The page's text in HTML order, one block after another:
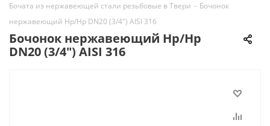
Бочата из нержавеющей стали резьбовые в Твери - Бочонок
нержавеющий Нр/Нр DN20 (3/4") AISI 316
Бочонок нержавеющий Нр/Нр
DN20 (3/4") AISI 316